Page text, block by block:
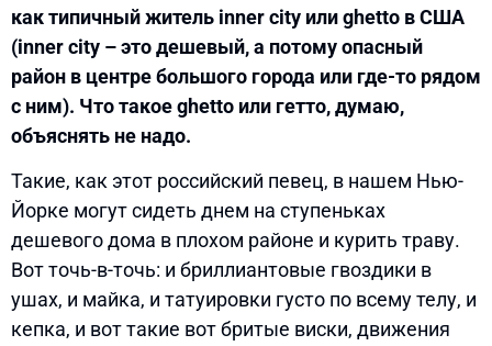
как типичный житель inner city или ghetto в США
(inner city – это дешевый, а потому опасный
район в центре большого города или где-то рядом
с ним). Что такое ghetto или гетто, думаю,
объяснять не надо.
Такие, как этот российский певец, в нашем Нью-
Йорке могут сидеть днем на ступеньках
дешевого дома в плохом районе и курить траву.
Вот точь-в-точь: и бриллиантовые гвоздики в
ушах, и майка, и татуировки густо по всему телу, и
кепка, и вот такие вот бритые виски, движения